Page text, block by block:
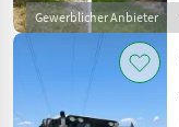
Gewerblicher Anbieter